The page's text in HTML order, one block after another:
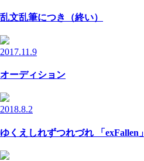
乱文乱筆につき（終い）
2017.11.9
オーディション
2018.8.2
ゆくえしれずつれづれ 「exFallen」